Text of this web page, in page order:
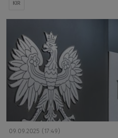
KIR
a
09.09.2025 (17:49)